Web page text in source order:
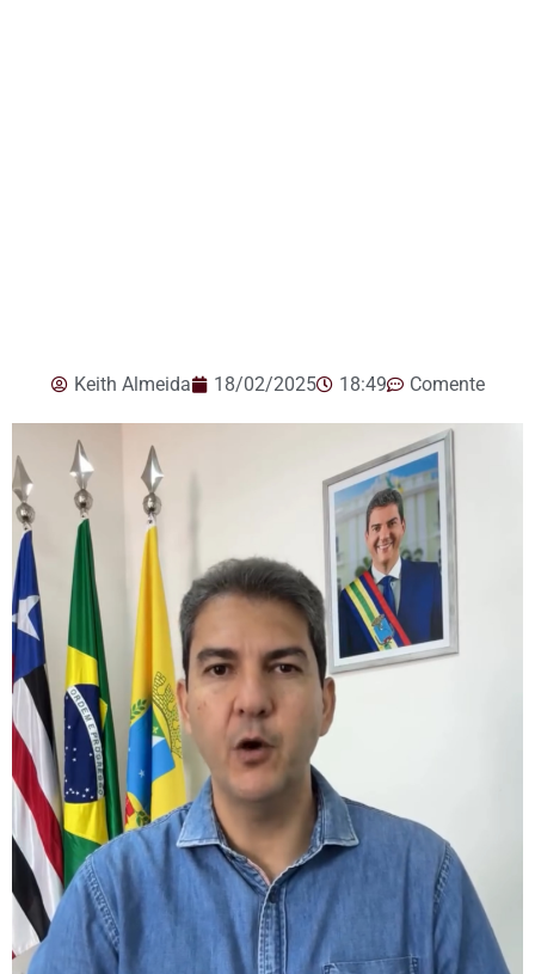
Keith Almeida 18/02/2025 18:49 Comente